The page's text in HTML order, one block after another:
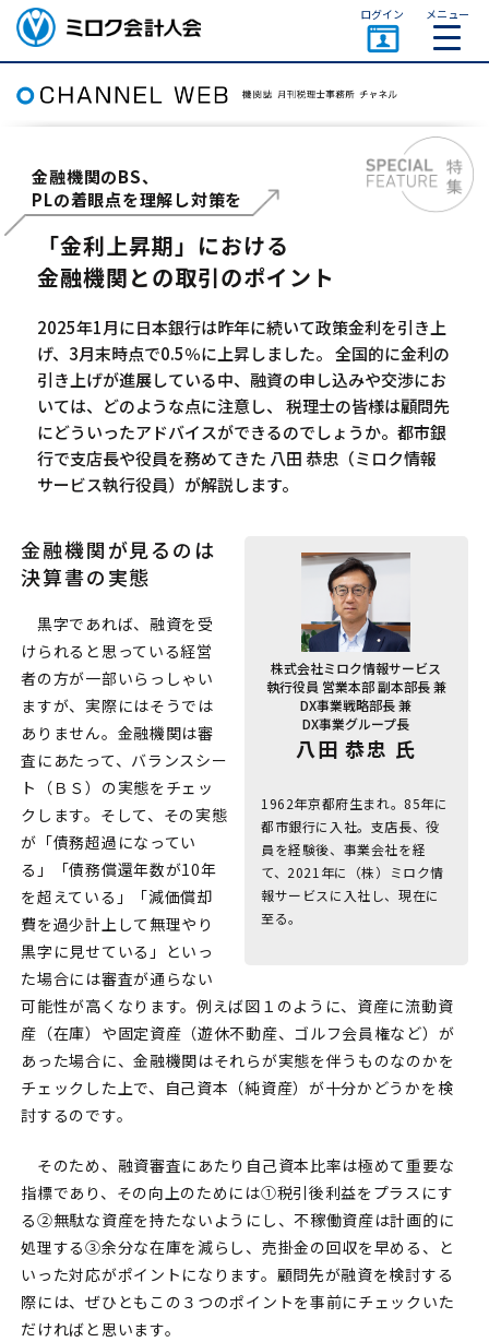
ミロク会計人会 MIROKU
ACCOUNTING PERSON
ASSOCIATION
ログイン メニュー
金融機関のBS、
PLの着眼点を理解し対策を
「金利上昇期」における
金融機関との取引のポイント
2025年1月に日本銀行は昨年に続いて政策金利を引き上
げ、3月末時点で0.5％に上昇しました。 全国的に金利の
引き上げが進展している中、融資の申し込みや交渉にお
いては、どのような点に注意し、 税理士の皆様は顧問先
にどういったアドバイスができるのでしょうか。都市銀
行で支店長や役員を務めてきた 八田 恭忠（ミロク情報
サービス執行役員）が解説します。
株式会社ミロク情報サービス
執行役員 営業本部 副本部長 兼
DX事業戦略部長 兼
DX事業グループ長
八田 恭忠 氏
1962年京都府生まれ。85年に
都市銀行に入社。支店長、役
員を経験後、事業会社を経
て、2021年に（株）ミロク情
報サービスに入社し、現在に
至る。
金融機関が見るのは
決算書の実態
黒字であれば、融資を受
けられると思っている経営
者の方が一部いらっしゃい
ますが、実際にはそうでは
ありません。金融機関は審
査にあたって、バランスシー
ト（ＢＳ）の実態をチェッ
クします。そして、その実態
が「債務超過になってい
る」「債務償還年数が10年
を超えている」「減価償却
費を過少計上して無理やり
黒字に見せている」といっ
た場合には審査が通らない
可能性が高くなります。例えば図１のように、資産に流動資
産（在庫）や固定資産（遊休不動産、ゴルフ会員権など）が
あった場合に、金融機関はそれらが実態を伴うものなのかを
チェックした上で、自己資本（純資産）が十分かどうかを検
討するのです。
そのため、融資審査にあたり自己資本比率は極めて重要な
指標であり、その向上のためには①税引後利益をプラスにす
る②無駄な資産を持たないようにし、不稼働資産は計画的に
処理する③余分な在庫を減らし、売掛金の回収を早める、と
いった対応がポイントになります。顧問先が融資を検討する
際には、ぜひともこの３つのポイントを事前にチェックいた
だければと思います。